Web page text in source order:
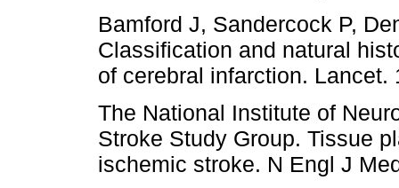
Bamford J, Sandercock P,
Classification and natural
of cerebral infarction.
The National Institute of
Stroke Study Group. Tissue
ischemic stroke. N Engl J